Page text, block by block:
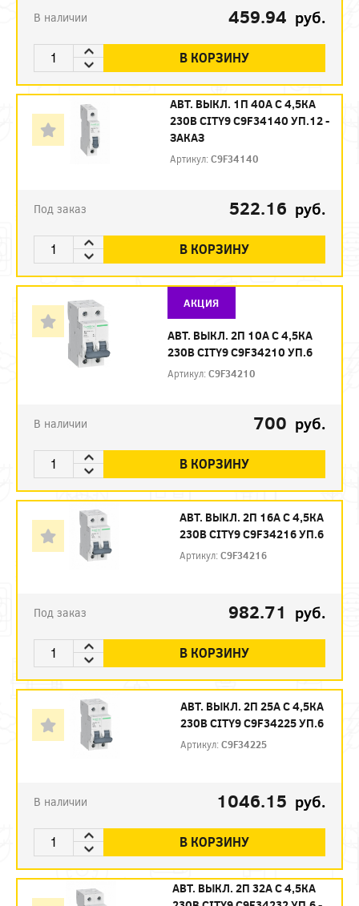
В наличии 459.94 руб.
В КОРЗИНУ
АВТ. ВЫКЛ. 1П 40А С 4,5КА
230В CITY9 C9F34140 УП.12 -
ЗАКАЗ
Артикул:C9F34140
Под заказ 522.16 руб.
В КОРЗИНУ
АКЦИЯ
АВТ. ВЫКЛ. 2П 10А С 4,5КА
230В CITY9 C9F34210 УП.6
Артикул:C9F34210
В наличии 700 руб.
В КОРЗИНУ
АВТ. ВЫКЛ. 2П 16А С 4,5КА
230В CITY9 C9F34216 УП.6
Артикул:C9F34216
Под заказ 982.71 руб.
В КОРЗИНУ
АВТ. ВЫКЛ. 2П 25А С 4,5КА
230В CITY9 C9F34225 УП.6
Артикул:C9F34225
В наличии 1046.15 руб.
В КОРЗИНУ
АВТ. ВЫКЛ. 2П 32А С 4,5КА